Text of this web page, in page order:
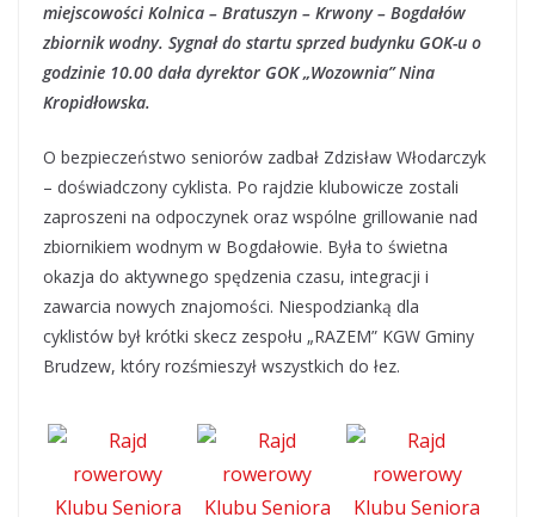
miejscowości Kolnica – Bratuszyn – Krwony – Bogdałów
zbiornik wodny. Sygnał do startu sprzed budynku GOK-u o
godzinie 10.00 dała dyrektor GOK „Wozownia” Nina
Kropidłowska.
O bezpieczeństwo seniorów zadbał Zdzisław Włodarczyk
– doświadczony cyklista. Po rajdzie klubowicze zostali
zaproszeni na odpoczynek oraz wspólne grillowanie nad
zbiornikiem wodnym w Bogdałowie. Była to świetna
okazja do aktywnego spędzenia czasu, integracji i
zawarcia nowych znajomości. Niespodzianką dla
cyklistów był krótki skecz zespołu „RAZEM” KGW Gminy
Brudzew, który rozśmieszył wszystkich do łez.